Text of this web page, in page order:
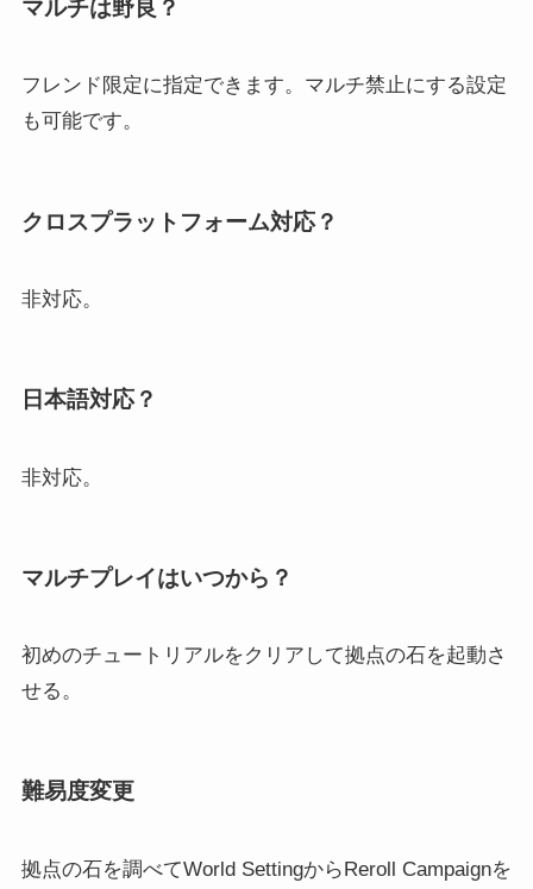
マルチは野良？
フレンド限定に指定できます。マルチ禁止にする設定
も可能です。
クロスプラットフォーム対応？
非対応。
日本語対応？
非対応。
マルチプレイはいつから？
初めのチュートリアルをクリアして拠点の石を起動さ
せる。
難易度変更
拠点の石を調べてWorld SettingからReroll Campaignを